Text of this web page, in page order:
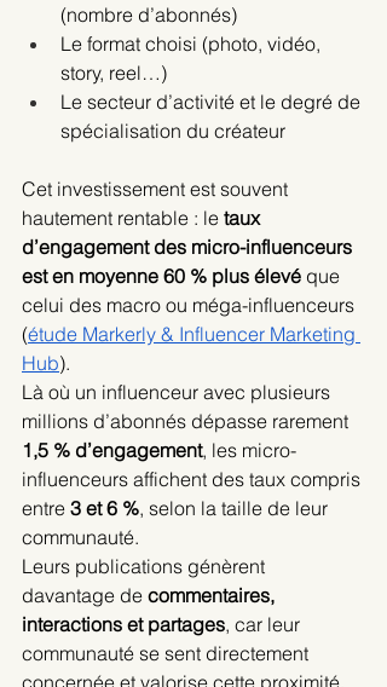
(nombre d’abonnés)
Le format choisi (photo, vidéo,
story, reel…)
Le secteur d’activité et le degré de
spécialisation du créateur
Cet investissement est souvent
hautement rentable : le taux
d’engagement des micro-influenceurs
est en moyenne 60 % plus élevé que
celui des macro ou méga-influenceurs
(étude Markerly & Influencer Marketing
Hub).
Là où un influenceur avec plusieurs
millions d’abonnés dépasse rarement
1,5 % d’engagement, les micro-
influenceurs affichent des taux compris
entre 3 et 6 %, selon la taille de leur
communauté.
Leurs publications génèrent
davantage de commentaires,
interactions et partages, car leur
communauté se sent directement
concernée et valorise cette proximité.